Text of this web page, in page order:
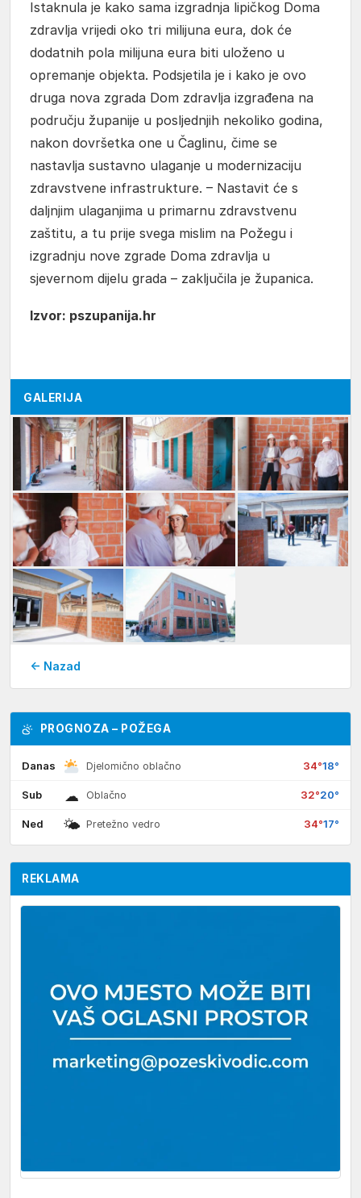
Istaknula je kako sama izgradnja lipičkog Doma
zdravlja vrijedi oko tri milijuna eura, dok će
dodatnih pola milijuna eura biti uloženo u
opremanje objekta. Podsjetila je i kako je ovo
druga nova zgrada Dom zdravlja izgrađena na
području županije u posljednjih nekoliko godina,
nakon dovršetka one u Čaglinu, čime se
nastavlja sustavno ulaganje u modernizaciju
zdravstvene infrastrukture. – Nastavit će s
daljnjim ulaganjima u primarnu zdravstvenu
zaštitu, a tu prije svega mislim na Požegu i
izgradnju nove zgrade Doma zdravlja u
sjevernom dijelu grada – zaključila je županica.
Izvor: pszupanija.hr
GALERIJA
← Nazad
PROGNOZA – POŽEGA
Danas Djelomično oblačno 34°18°
Sub ☁ Oblačno 32°20°
Ned 🌤 Pretežno vedro 34°17°
REKLAMA